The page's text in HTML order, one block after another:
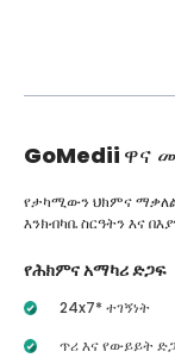
GoMedii ዋና
የታካሚውን ህክምና
እንክብካቤ ስርዓትን እና
የሕክምና አማካሪ ድጋፍ
24x7* ተገኝነት
ጥሪ እና የውይይት